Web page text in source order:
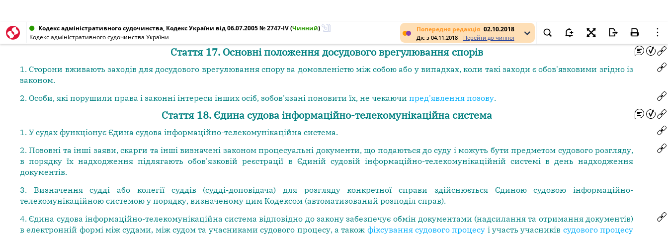
Попередня редакція 02.10.2018
Діє з 04.11.2018 Перейти до чинної
Кодекс адміністративного судочинства, Кодекс України від 06.07.2005 № 2747-IV(Чинний)
Кодекс адміністративного судочинства України